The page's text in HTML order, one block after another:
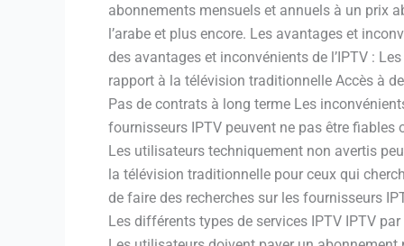
abonnements mensuels et annuels à un prix
l’arabe et plus encore. Les avantages et
des avantages et inconvénients de l’IPTV :
rapport à la télévision traditionnelle Accès à
Pas de contrats à long terme Les
fournisseurs IPTV peuvent ne pas être
Les utilisateurs techniquement non avertis
la télévision traditionnelle pour ceux qui
de faire des recherches sur les fournisseurs
Les différents types de services IPTV IPTV